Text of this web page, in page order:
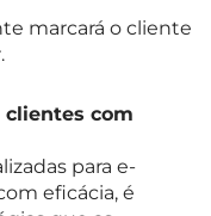
marcará o cliente
clientes com
para e-
eficácia, é